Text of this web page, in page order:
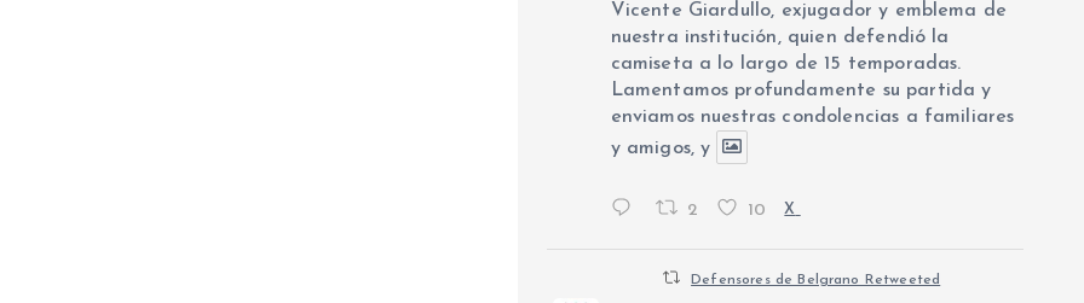
Vicente Giardullo, exjugador y emblema de
nuestra institución, quien defendió la
camiseta a lo largo de 15 temporadas.
Lamentamos profundamente su partida y
enviamos nuestras condolencias a familiares
y amigos, y
2 10 X
Defensores de Belgrano Retweeted